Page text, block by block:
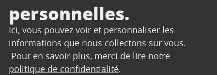
personnelles.
Ici, vous pouvez voir et personnaliser les
informations que nous collectons sur vous.
Pour en savoir plus, merci de lire notre
politique de confidentialité.